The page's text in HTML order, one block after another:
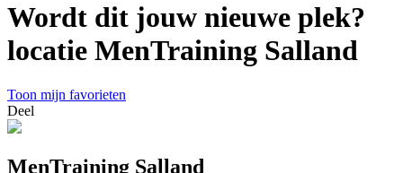
Wordt dit jouw nieuwe plek?
locatie MenTraining Salland
Toon mijn favorieten
Deel
MenTraining Salland